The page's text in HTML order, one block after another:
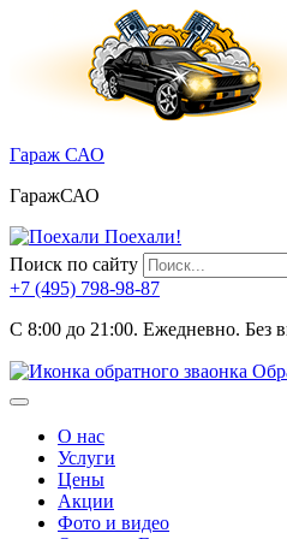
Гараж САО
ГаражСАО
Поехали!
Поиск по сайту
+7 (495) 798-98-87
C 8:00 до 21:00. Ежедневно. Без
Меню
О нас
Услуги
Цены
Акции
Фото и видео